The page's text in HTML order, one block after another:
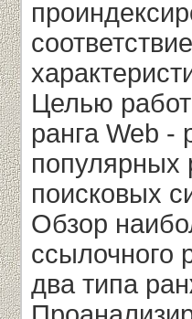
Целью
ранга Web -
популярных
поисковых
Обзор
ссылочного
два типа